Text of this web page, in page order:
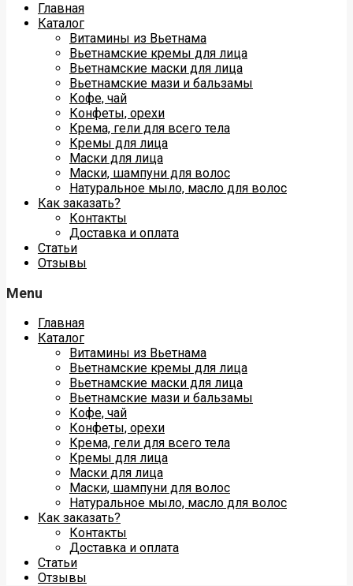
Главная
Каталог
Витамины из Вьетнама
Вьетнамские кремы для лица
Вьетнамские маски для лица
Вьетнамские мази и бальзамы
Кофе, чай
Конфеты, орехи
Крема, гели для всего тела
Кремы для лица
Маски для лица
Маски, шампуни для волос
Натуральное мыло, масло для волос
Как заказать?
Контакты
Доставка и оплата
Статьи
Отзывы
Menu
Главная
Каталог
Витамины из Вьетнама
Вьетнамские кремы для лица
Вьетнамские маски для лица
Вьетнамские мази и бальзамы
Кофе, чай
Конфеты, орехи
Крема, гели для всего тела
Кремы для лица
Маски для лица
Маски, шампуни для волос
Натуральное мыло, масло для волос
Как заказать?
Контакты
Доставка и оплата
Статьи
Отзывы